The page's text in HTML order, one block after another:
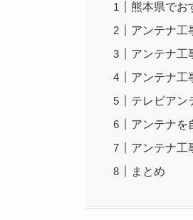
熊本県でお
アンテナ工
アンテナ工
アンテナ工
テレビアン
アンテナを
アンテナ工
まとめ